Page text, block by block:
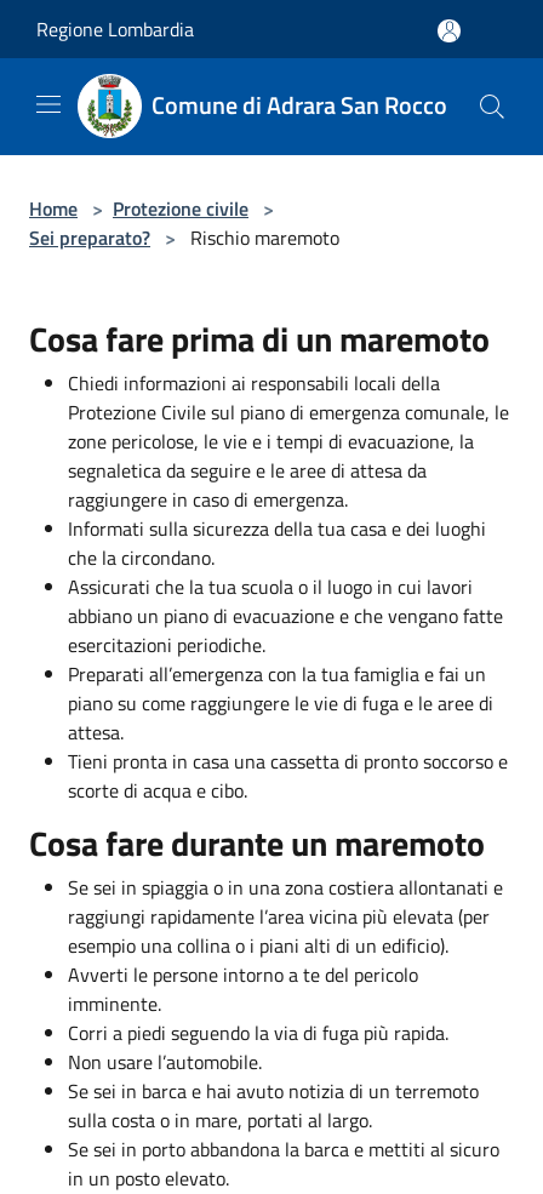
Regione Lombardia
Comune di Adrara San Rocco
Home > Protezione civile >
Sei preparato? > Rischio maremoto
Cosa fare prima di un maremoto
Chiedi informazioni ai responsabili locali della
Protezione Civile sul piano di emergenza comunale, le
zone pericolose, le vie e i tempi di evacuazione, la
segnaletica da seguire e le aree di attesa da
raggiungere in caso di emergenza.
Informati sulla sicurezza della tua casa e dei luoghi
che la circondano.
Assicurati che la tua scuola o il luogo in cui lavori
abbiano un piano di evacuazione e che vengano fatte
esercitazioni periodiche.
Preparati all’emergenza con la tua famiglia e fai un
piano su come raggiungere le vie di fuga e le aree di
attesa.
Tieni pronta in casa una cassetta di pronto soccorso e
scorte di acqua e cibo.
Cosa fare durante un maremoto
Se sei in spiaggia o in una zona costiera allontanati e
raggiungi rapidamente l’area vicina più elevata (per
esempio una collina o i piani alti di un edificio).
Avverti le persone intorno a te del pericolo
imminente.
Corri a piedi seguendo la via di fuga più rapida.
Non usare l’automobile.
Se sei in barca e hai avuto notizia di un terremoto
sulla costa o in mare, portati al largo.
Se sei in porto abbandona la barca e mettiti al sicuro
in un posto elevato.